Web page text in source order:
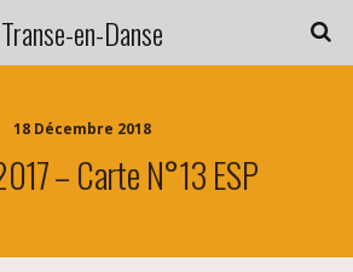
Transe-en-Danse
18 Décembre 2018
– Carte N°13 ESP